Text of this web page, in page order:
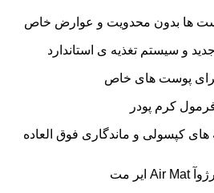
ها بدون محدویت و عوارض خاص
و سیستم تغذیه ی استاندارد
پوست های خاص
کرم پودر
های کپسولی و ماندگاری فوق العاده